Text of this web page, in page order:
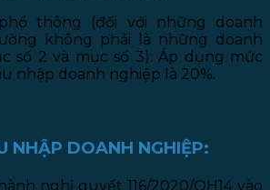
thông (đối với những doanh
không phải là những doanh
số 2 và mục số 3): Áp dụng mức
nhập doanh nghiệp là 20%.
NHẬP DOANH NGHIỆP:
nghị quyết 116/2020/QH14 vào